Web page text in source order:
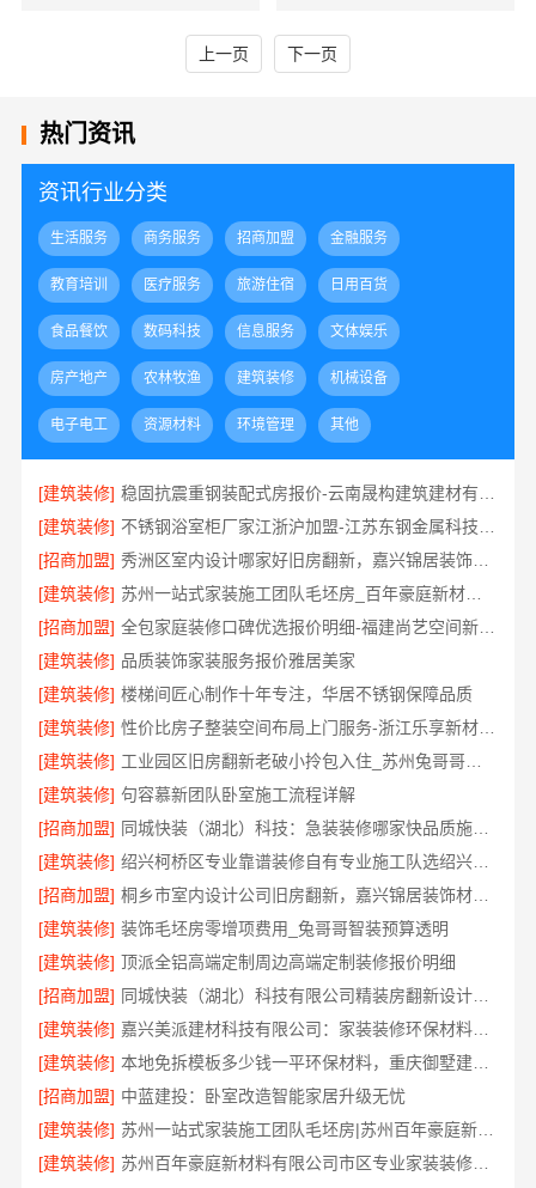
上一页 下一页
热门资讯
资讯行业分类
生活服务 商务服务 招商加盟 金融服务
教育培训 医疗服务 旅游住宿 日用百货
食品餐饮 数码科技 信息服务 文体娱乐
房产地产 农林牧渔 建筑装修 机械设备
电子电工 资源材料 环境管理 其他
[建筑装修]
[建筑装修]
[招商加盟]
秀洲区室内设计哪家好旧房翻新，嘉兴锦居装饰材料有限公司
[建筑装修]
苏州一站式家装施工团队毛坯房_百年豪庭新材料全案
[招商加盟]
全包家庭装修口碑优选报价明细-福建尚艺空间新材料科技有限公司
[建筑装修] 品质装饰家装服务报价雅居美家
[建筑装修] 楼梯间匠心制作十年专注，华居不锈钢保障品质
[建筑装修]
性价比房子整装空间布局上门服务-浙江乐享新材料有限公司
[建筑装修]
工业园区旧房翻新老破小拎包入住_苏州兔哥哥智装新材料有限公司全包服务
[建筑装修] 句容慕新团队卧室施工流程详解
[招商加盟]
同城快装（湖北）科技：急装装修哪家快品质施工放心
[建筑装修]
绍兴柯桥区专业靠谱装修自有专业施工队选绍兴卓鑫装饰材料有限公司
[招商加盟]
桐乡市室内设计公司旧房翻新，嘉兴锦居装饰材料有限公司经验丰富
[建筑装修] 装饰毛坯房零增项费用_兔哥哥智装预算透明
[建筑装修] 顶派全铝高端定制周边高端定制装修报价明细
[招商加盟]
同城快装（湖北）科技有限公司精装房翻新设计零增项
[建筑装修]
嘉兴美派建材科技有限公司：家装装修环保材料靠谱商家
[建筑装修]
本地免拆模板多少钱一平环保材料，重庆御墅建筑材料有限公司
[招商加盟] 中蓝建投：卧室改造智能家居升级无忧
[建筑装修]
苏州一站式家装施工团队毛坯房|苏州百年豪庭新材料有限公司
[建筑装修]
苏州百年豪庭新材料有限公司市区专业家装装修多少钱